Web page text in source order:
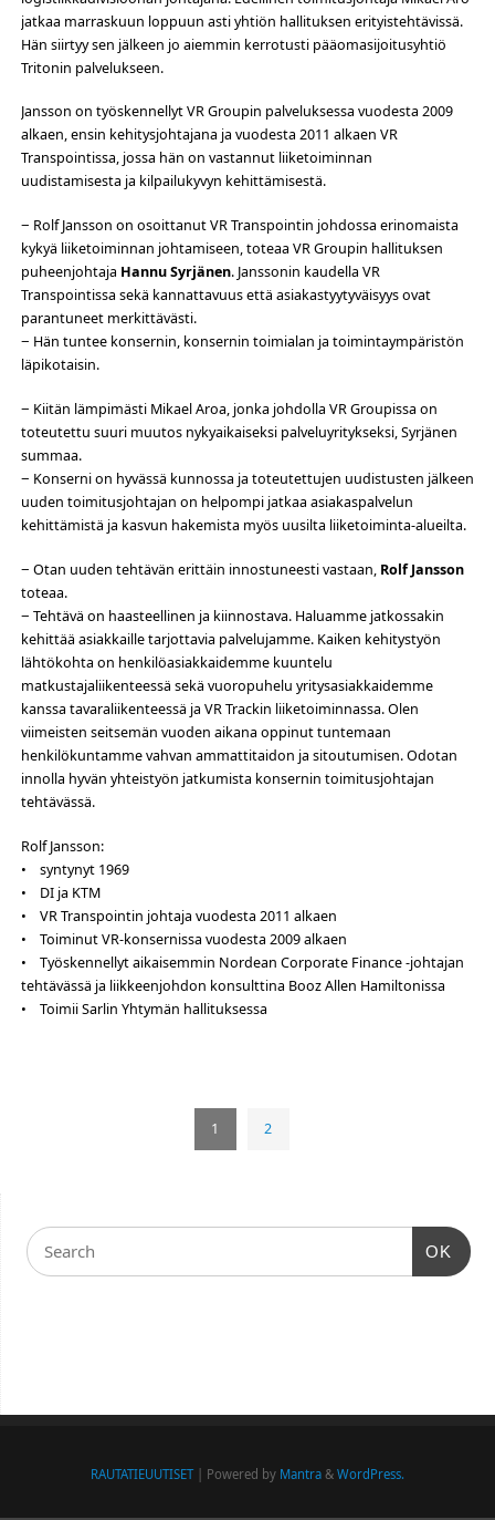
jatkaa marraskuun loppuun asti yhtiön hallituksen erityistehtävissä.
Hän siirtyy sen jälkeen jo aiemmin kerrotusti pääomasijoitusyhtiö
Tritonin palvelukseen.
Jansson on työskennellyt VR Groupin palveluksessa vuodesta 2009
alkaen, ensin kehitysjohtajana ja vuodesta 2011 alkaen VR
Transpointissa, jossa hän on vastannut liiketoiminnan
uudistamisesta ja kilpailukyvyn kehittämisestä.
− Rolf Jansson on osoittanut VR Transpointin johdossa erinomaista
kykyä liiketoiminnan johtamiseen, toteaa VR Groupin hallituksen
puheenjohtaja Hannu Syrjänen. Janssonin kaudella VR
Transpointissa sekä kannattavuus että asiakastyytyväisyys ovat
parantuneet merkittävästi.
− Hän tuntee konsernin, konsernin toimialan ja toimintaympäristön
läpikotaisin.
− Kiitän lämpimästi Mikael Aroa, jonka johdolla VR Groupissa on
toteutettu suuri muutos nykyaikaiseksi palveluyritykseksi, Syrjänen
summaa.
− Konserni on hyvässä kunnossa ja toteutettujen uudistusten jälkeen
uuden toimitusjohtajan on helpompi jatkaa asiakaspalvelun
kehittämistä ja kasvun hakemista myös uusilta liiketoiminta-alueilta.
− Otan uuden tehtävän erittäin innostuneesti vastaan, Rolf Jansson
toteaa.
− Tehtävä on haasteellinen ja kiinnostava. Haluamme jatkossakin
kehittää asiakkaille tarjottavia palvelujamme. Kaiken kehitystyön
lähtökohta on henkilöasiakkaidemme kuuntelu
matkustajaliikenteessä sekä vuoropuhelu yritysasiakkaidemme
kanssa tavaraliikenteessä ja VR Trackin liiketoiminnassa. Olen
viimeisten seitsemän vuoden aikana oppinut tuntemaan
henkilökuntamme vahvan ammattitaidon ja sitoutumisen. Odotan
innolla hyvän yhteistyön jatkumista konsernin toimitusjohtajan
tehtävässä.
Rolf Jansson:
• syntynyt 1969
• DI ja KTM
• VR Transpointin johtaja vuodesta 2011 alkaen
• Toiminut VR-konsernissa vuodesta 2009 alkaen
• Työskennellyt aikaisemmin Nordean Corporate Finance -johtajan
tehtävässä ja liikkeenjohdon konsulttina Booz Allen Hamiltonissa
• Toimii Sarlin Yhtymän hallituksessa
1 2
OK
RAUTATIEUUTISET| Powered by Mantra & WordPress.